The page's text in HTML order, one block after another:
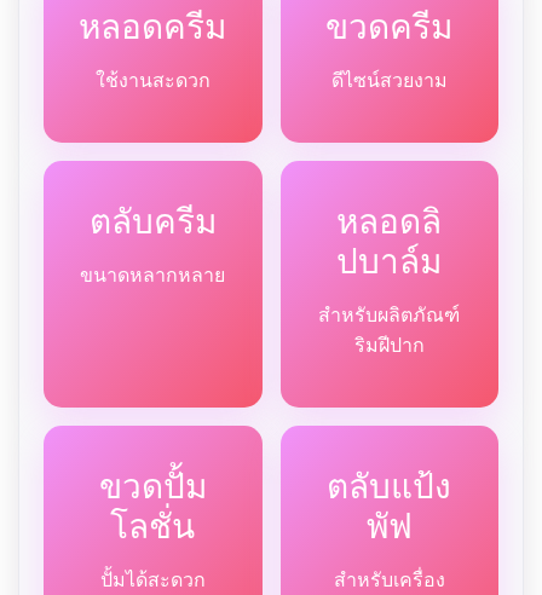
หลอดครีม
ใช้งานสะดวก
ขวดครีม
ดีไซน์สวยงาม
ตลับครีม
ขนาดหลากหลาย
หลอดลิ
ปบาล์ม
สำหรับผลิตภัณฑ์
ริมฝีปาก
ขวดปั้ม
โลชั่น
ปั้มได้สะดวก
ตลับแป้ง
พัฟ
สำหรับเครื่อง